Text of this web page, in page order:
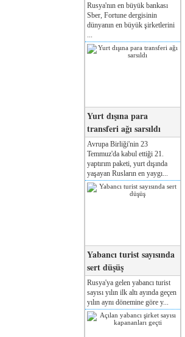
Rusya'nın en büyük bankası
Sber, Fortune dergisinin
dünyanın en büyük şirketlerini
...
Yurt dışına para
transferi ağı sarsıldı
Avrupa Birliği'nin 23
Temmuz'da kabul ettiği 21.
yaptırım paketi, yurt dışında
yaşayan Rusların en yaygı...
Yabancı turist sayısında
sert düşüş
Rusya'ya gelen yabancı turist
sayısı yılın ilk altı ayında geçen
yılın aynı dönemine göre y...